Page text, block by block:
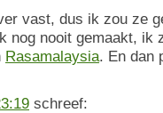
vast, dus ik zou ze
nog nooit gemaakt, ik
Rasamalaysia. En dan
schreef: